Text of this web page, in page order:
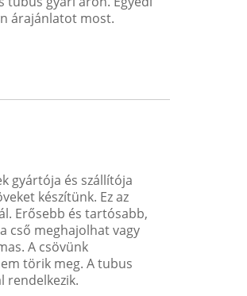
árajánlatot most.
gyártója és szállítója
készítünk. Ez az
Erősebb és tartósabb,
cső meghajolhat vagy
A csövünk
törik meg. A tubus
rendelkezik.